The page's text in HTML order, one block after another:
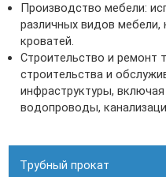
Трубный прокат
Производство мебели:
различных видов мебели,
кроватей.
Строительство и ремонт
строительства и
инфраструктуры,
водопроводы,